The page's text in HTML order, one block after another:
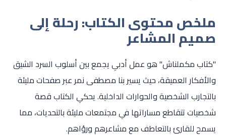
ملخص محتوى الكتاب: رحلة إلى
صميم المشاعر
"كتاب مكملناش" هو عمل أدبي يجمع بين أسلوب السرد الشيق
والأفكار العميقة، حيث يسير بنا مصطفى نمر عبر صفحات مليئة
بالتجارب الشخصية والحوارات الداخلية. يحكي الكتاب قصة
شخصيات تتقاطع مساراتها في مجتمعات مليئة بالتحديات، مما
يسمح للقارئ بالتعاطف مع مشاعرهم ورؤاهم.